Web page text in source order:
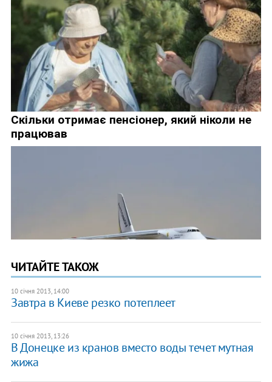
ЧИТАЙТЕ ТАКОЖ
10 січня 2013, 14:00
Завтра в Киеве резко потеплеет
10 січня 2013, 13:26
В Донецке из кранов вместо воды течет мутная
жижа